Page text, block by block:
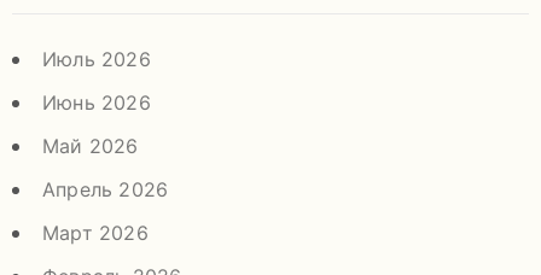
Июль 2026
Июнь 2026
Май 2026
Апрель 2026
Март 2026